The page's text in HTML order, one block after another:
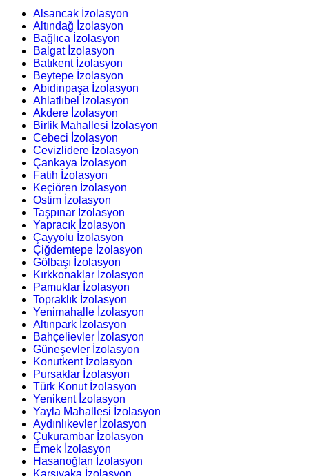
Alsancak İzolasyon
Altındağ İzolasyon
Bağlıca İzolasyon
Balgat İzolasyon
Batıkent İzolasyon
Beytepe İzolasyon
Abidinpaşa İzolasyon
Ahlatlıbel İzolasyon
Akdere İzolasyon
Birlik Mahallesi İzolasyon
Cebeci İzolasyon
Cevizlidere İzolasyon
Çankaya İzolasyon
Fatih İzolasyon
Keçiören İzolasyon
Ostim İzolasyon
Taşpınar İzolasyon
Yapracık İzolasyon
Çayyolu İzolasyon
Çiğdemtepe İzolasyon
Gölbaşı İzolasyon
Kırkkonaklar İzolasyon
Pamuklar İzolasyon
Topraklık İzolasyon
Yenimahalle İzolasyon
Altınpark İzolasyon
Bahçelievler İzolasyon
Güneşevler İzolasyon
Konutkent İzolasyon
Pursaklar İzolasyon
Türk Konut İzolasyon
Yenikent İzolasyon
Yayla Mahallesi İzolasyon
Aydınlıkevler İzolasyon
Çukurambar İzolasyon
Emek İzolasyon
Hasanoğlan İzolasyon